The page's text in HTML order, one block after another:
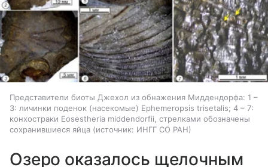
Представители биоты Джехол из обнажения Миддендорфа: 1 –
3: личинки поденок (насекомые) Ephemeropsis trisetalis; 4 – 7:
конхостраки Eosestheria middendorfii, стрелками обозначены
сохранившиеся яйца
источник: ИНГГ СО РАН
Озеро оказалось щелочным